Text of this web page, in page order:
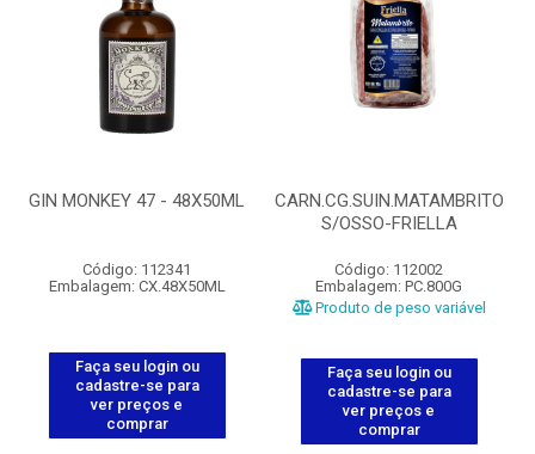
GIN MONKEY 47 - 48X50ML
Código: 112341
Embalagem: CX.48X50ML
Faça seu login ou
cadastre-se para
ver preços e
comprar
CARN.CG.SUIN.MATAMBRITO
S/OSSO-FRIELLA
Código: 112002
Embalagem: PC.800G
Produto de peso variável
Faça seu login ou
cadastre-se para
ver preços e
comprar